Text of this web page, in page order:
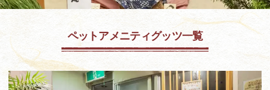
ペットアメニティグッツ一覧